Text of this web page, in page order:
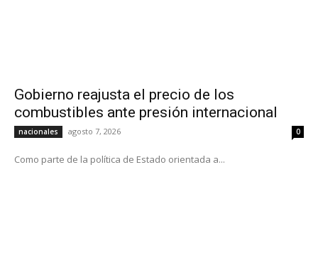
Gobierno reajusta el precio de los
combustibles ante presión internacional
nacionales agosto 7, 2026 0
Como parte de la política de Estado orientada a...